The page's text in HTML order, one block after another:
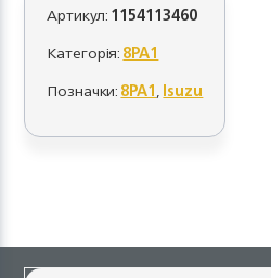
Артикул:1154113460
Категорія:8PA1
Позначки:8PA1,Isuzu